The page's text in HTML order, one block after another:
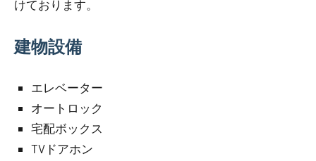
けております。
建物設備
エレベーター
オートロック
宅配ボックス
TVドアホン